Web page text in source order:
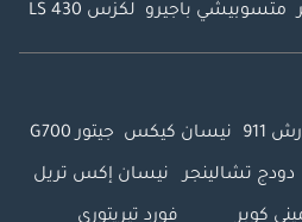
متسوبيشي باجيرو لكزس LS 430
911 نيسان كيكس جيتور G700
دودج تشالينجر نيسان إكس تريل
كوبر فورد تيريتوري